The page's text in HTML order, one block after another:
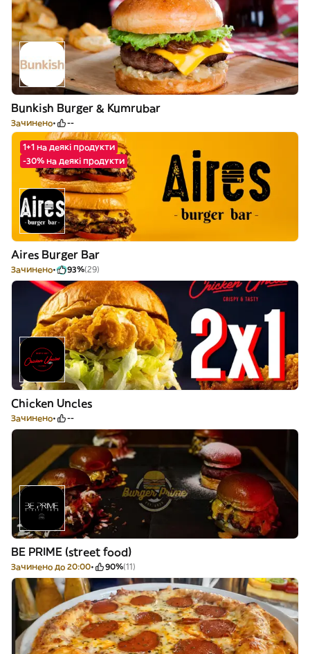
Bunkish Burger & Kumrubar
Зачинено --
1+1 на деякі продукти
-30% на деякі продукти
Aires Burger Bar
Зачинено 93%(29)
Chicken Uncles
Зачинено --
BE PRIME (street food)
Зачинено до 20:00 90%(11)